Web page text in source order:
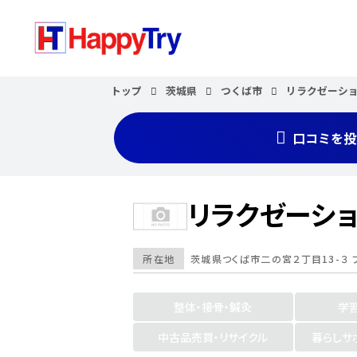
トップ 茨城県 つくば市 リラクゼーシ
口コミを
リラクゼーシ
所在地 茨城県つくば市二の宮２丁目13-３
整体・接骨・鍼灸
学
中古品売買・リサイクル
暮らしサ